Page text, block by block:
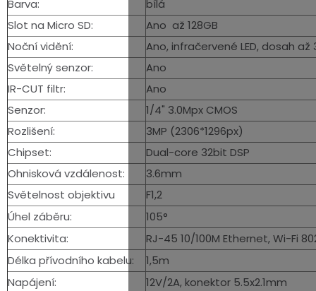
Barva:
bílá
Slot na Micro SD:
Ano až 128GB
Noční vidění:
Ano, infračervené LED, dosah až
Světelný senzor:
Ano
IR-CUT filtr:
Ano
Senzor:
1/4" 3.0Mpx CMOS
Rozlišení:
3MP (2306*1296px)
Chipset:
Dual-core 32bit DSP
Ohnisková vzdálenost:
3.6mm
Světelnost objektivu
F1,2
Úhel záběru:
105°
Konektivita:
RJ-45 10/100M Ethernet, Wi-Fi
Délka přívodního kabelu:
1,5m
Napájení:
12V/2A, konektor 5.5x2.1mm